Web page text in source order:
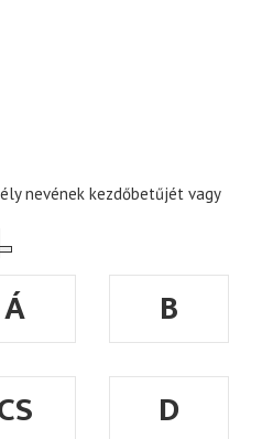
nevének kezdőbetűjét vagy
Á
B
D